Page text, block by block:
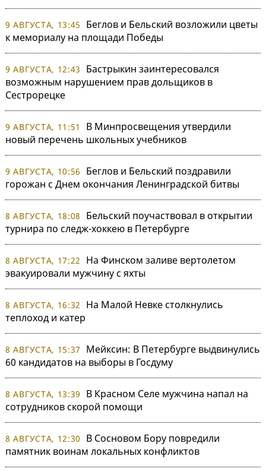
9 АВГУСТА, 13:45
Беглов и Бельский возложили цветы
к мемориалу на площади Победы
9 АВГУСТА, 12:43
Бастрыкин заинтересовался
возможным нарушением прав дольщиков в
Сестрорецке
9 АВГУСТА, 11:51
В Минпросвещения утвердили
новый перечень школьных учебников
9 АВГУСТА, 10:56
Беглов и Бельский поздравили
горожан с Днем окончания Ленинградской битвы
8 АВГУСТА, 18:08
Бельский поучаствовал в открытии
турнира по следж-хоккею в Петербурге
8 АВГУСТА, 17:22
На Финском заливе вертолетом
эвакуировали мужчину с яхты
8 АВГУСТА, 16:32
На Малой Невке столкнулись
теплоход и катер
8 АВГУСТА, 15:37
Мейксин: В Петербурге выдвинулись
60 кандидатов на выборы в Госдуму
8 АВГУСТА, 13:39
В Красном Селе мужчина напал на
сотрудников скорой помощи
8 АВГУСТА, 12:30
В Сосновом Бору повредили
памятник воинам локальных конфликтов